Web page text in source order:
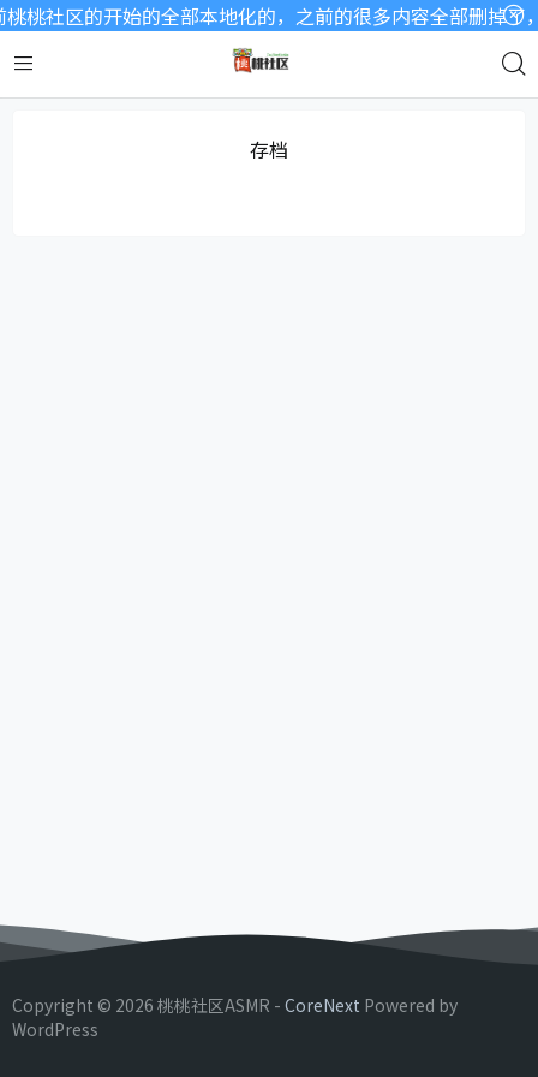
桃社区的开始的全部本地化的，之前的很多内容全部删掉
存档
Copyright © 2026 桃桃社区ASMR - CoreNext Powered by
WordPress